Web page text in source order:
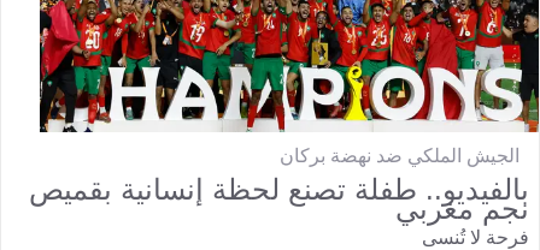
الجيش الملكي ضد نهضة بركان
بالفيديو.. طفلة تصنع لحظة إنسانية بقميص
نجم مغربي
فرحة لا تُنسى